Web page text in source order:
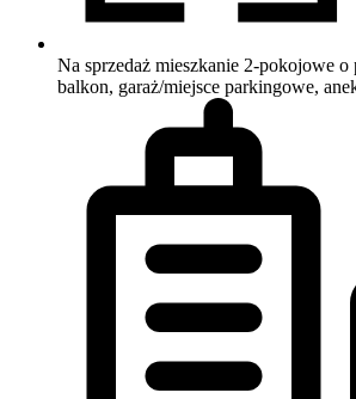
Na sprzedaż mieszkanie 2-pokojowe o
balkon, garaż/miejsce parkingowe,